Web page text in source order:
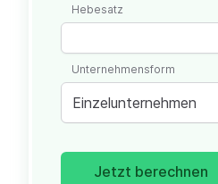
Hebesatz
Einzelunternehmen
Unternehmensform
Jetzt berechnen